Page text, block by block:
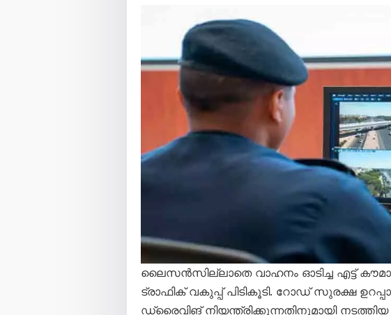
ലൈസൻസില്ലാതെ വാഹനം ഓടിച്ച എട്ട്
ട്രാഫിക് വകുപ്പ് പിടികൂടി. റോഡ് സുരക്ഷ
ഡ്രൈവിങ് നിയന്ത്രിക്കുന്നതിനുമായി